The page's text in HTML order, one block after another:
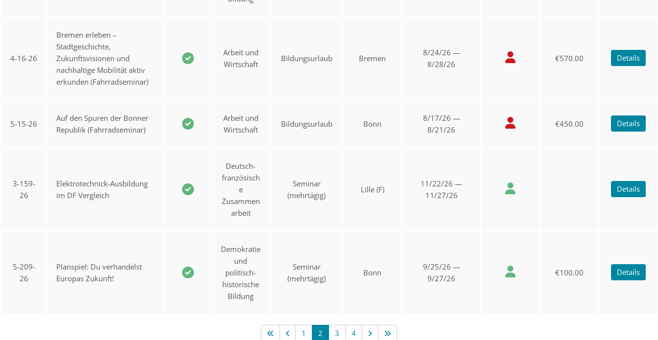
4-16-26
Bremen erleben –
Stadtgeschichte,
Zukunftsvisionen und
nachhaltige Mobilität aktiv
erkunden (Fahrradseminar)
Arbeit und
Wirtschaft
Bildungsurlaub Bremen
8/24/26 —
8/28/26
€570.00 Details
5-15-26
Auf den Spuren der Bonner
Republik (Fahrradseminar)
Arbeit und
Wirtschaft
Bildungsurlaub Bonn
8/17/26 —
8/21/26
€450.00 Details
3-159-
26
Elektrotechnick-Ausbildung
im DF Vergleich
Deutsch-
französisch
e
Zusammen
arbeit
Seminar
(mehrtägig)
Lille (F)
11/22/26 —
11/27/26
Details
5-209-
26
Planspiel: Du verhandelst
Europas Zukunft!
Demokratie
und
politisch-
historische
Bildung
Seminar
(mehrtägig)
Bonn
9/25/26 —
9/27/26
€100.00 Details
1 2 3 4